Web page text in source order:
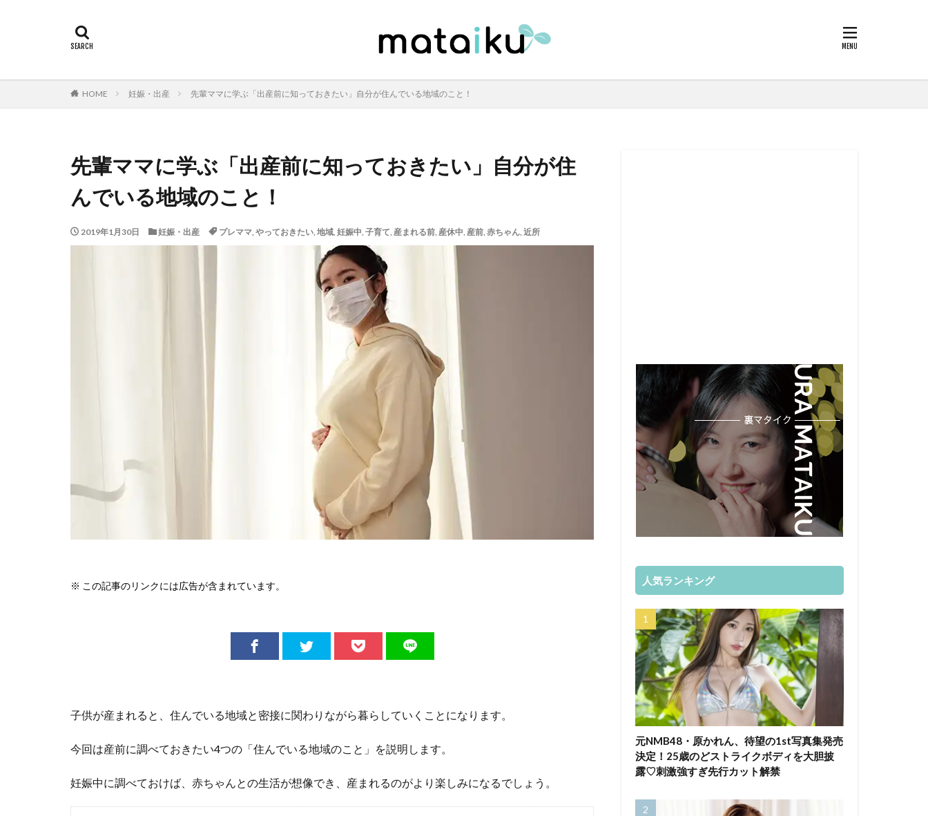
HOME 妊娠・出産 先輩ママに学ぶ「出産前に知っておきたい」自分が住んでいる地域のこと！
先輩ママに学ぶ「出産前に知っておきたい」自分が住
んでいる地域のこと！
2019年1月30日 妊娠・出産 プレママ, やっておきたい, 地域, 妊娠中, 子育て, 産まれる前, 産休中, 産前, 赤ちゃん, 近所
※ この記事のリンクには広告が含まれています。
子供が産まれると、住んでいる地域と密接に関わりながら暮らしていくことになります。
今回は産前に調べておきたい4つの「住んでいる地域のこと」を説明します。
妊娠中に調べておけば、赤ちゃんとの生活が想像でき、産まれるのがより楽しみになるでしょう。
人気ランキング
元NMB48・原かれん、待望の1st写真集発売
決定！25歳のどストライクボディを大胆披
露♡刺激強すぎ先行カット解禁